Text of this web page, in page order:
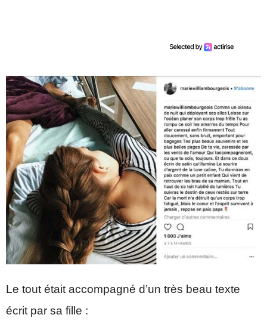
Le tout était accompagné d’un très beau texte
écrit par sa fille :